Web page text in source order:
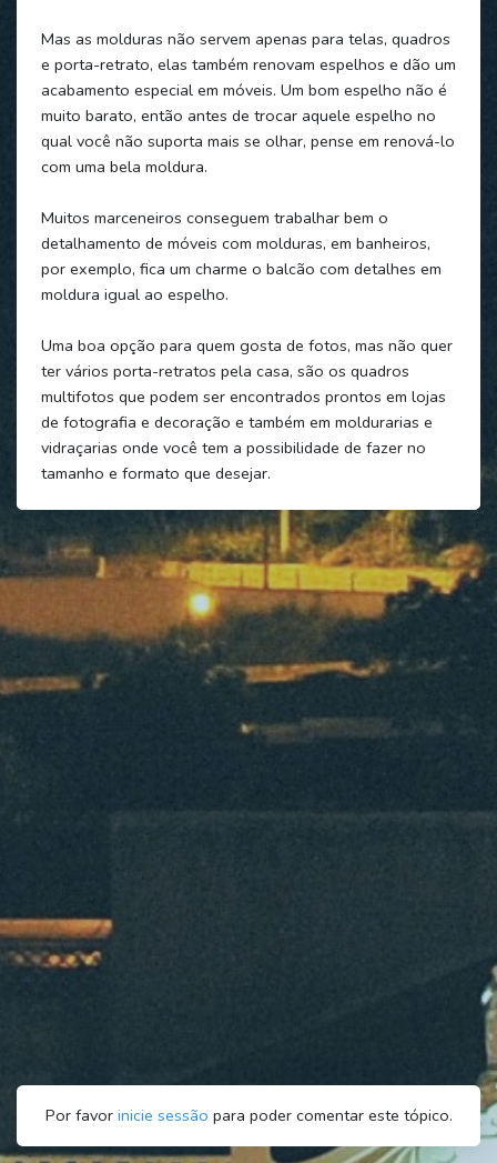
Mas as molduras não servem apenas para telas, quadros
e porta-retrato, elas também renovam espelhos e dão um
acabamento especial em móveis. Um bom espelho não é
muito barato, então antes de trocar aquele espelho no
qual você não suporta mais se olhar, pense em renová-lo
com uma bela moldura.
Muitos marceneiros conseguem trabalhar bem o
detalhamento de móveis com molduras, em banheiros,
por exemplo, fica um charme o balcão com detalhes em
moldura igual ao espelho.
Uma boa opção para quem gosta de fotos, mas não quer
ter vários porta-retratos pela casa, são os quadros
multifotos que podem ser encontrados prontos em lojas
de fotografia e decoração e também em moldurarias e
vidraçarias onde você tem a possibilidade de fazer no
tamanho e formato que desejar.
Por favor inicie sessão para poder comentar este tópico.